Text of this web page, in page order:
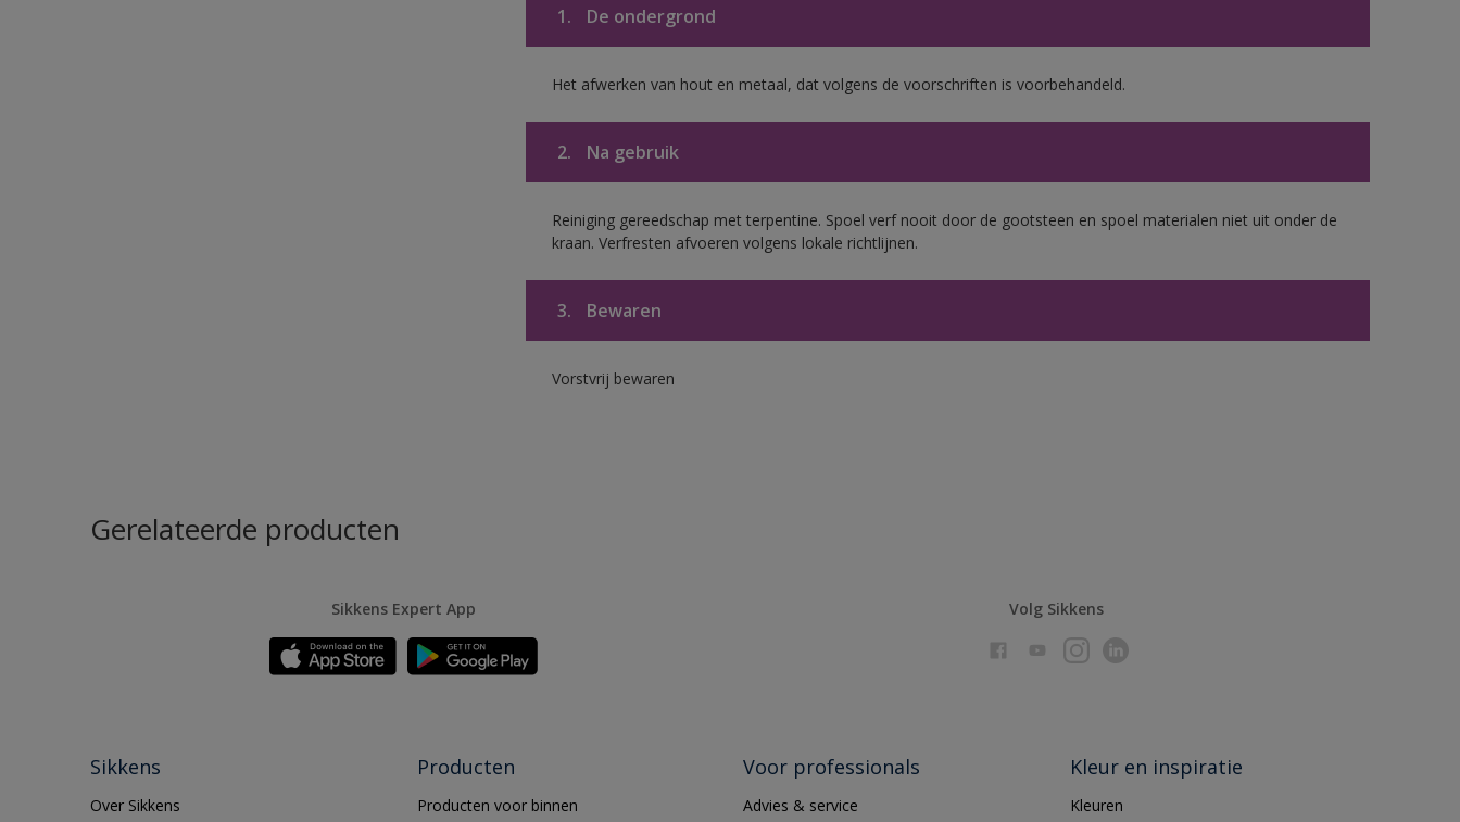
1. De ondergrond
Het afwerken van hout en metaal, dat volgens de voorschriften is voorbehandeld.
2. Na gebruik
Reiniging gereedschap met terpentine. Spoel verf nooit door de gootsteen en spoel materialen niet uit onder de
kraan. Verfresten afvoeren volgens lokale richtlijnen.
3. Bewaren
Vorstvrij bewaren
Gerelateerde producten
Sikkens Expert App Volg Sikkens
Sikkens
Over Sikkens
Producten
Producten voor binnen
Voor professionals
Advies & service
Kleur en inspiratie
Kleuren